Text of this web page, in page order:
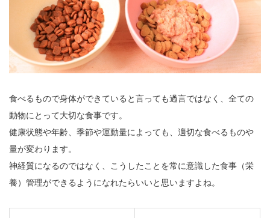
食べるもので身体ができていると言っても過言ではなく、全ての
動物にとって大切な食事です。
健康状態や年齢、季節や運動量によっても、適切な食べるものや
量が変わります。
神経質になるのではなく、こうしたことを常に意識した食事（栄
養）管理ができるようになれたらいいと思いますよね。